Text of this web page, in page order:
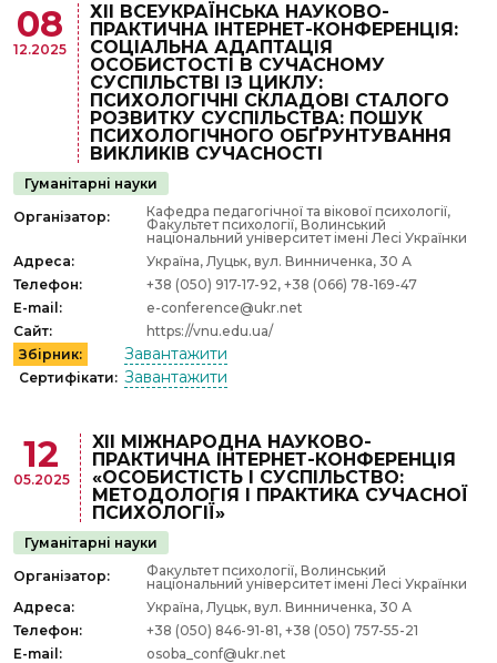
08
12.2025
ХІІ ВСЕУКРАЇНСЬКА НАУКОВО-
ПРАКТИЧНА ІНТЕРНЕТ-КОНФЕРЕНЦІЯ:
СОЦІАЛЬНА АДАПТАЦІЯ
ОСОБИСТОСТІ В СУЧАСНОМУ
СУСПІЛЬСТВІ ІЗ ЦИКЛУ:
ПСИХОЛОГІЧНІ СКЛАДОВІ СТАЛОГО
РОЗВИТКУ СУСПІЛЬСТВА: ПОШУК
ПСИХОЛОГІЧНОГО ОБҐРУНТУВАННЯ
ВИКЛИКІВ СУЧАСНОСТІ
Гуманітарні науки
Організатор:
Кафедра педагогічної та вікової психології,
Факультет психології, Волинський
національний університет імені Лесі Українки
Адреса:
Україна, Луцьк, вул. Винниченка, 30 А
Телефон:
+38 (050) 917-17-92, +38 (066) 78-169-47
E-mail:
e-conference@ukr.net
Сайт:
https://vnu.edu.ua/
Збірник:
Завантажити
Сертифікати: Завантажити
12
05.2025
XІІ МІЖНАРОДНА НАУКОВО-
ПРАКТИЧНА ІНТЕРНЕТ-КОНФЕРЕНЦІЯ
«ОСОБИСТІСТЬ І СУСПІЛЬСТВО:
МЕТОДОЛОГІЯ І ПРАКТИКА СУЧАСНОЇ
ПСИХОЛОГІЇ»
Гуманітарні науки
Організатор:
Факультет психології, Волинський
національний університет імені Лесі Українки
Адреса:
Україна, Луцьк, вул. Винниченка, 30 А
Телефон:
+38 (050) 846-91-81, +38 (050) 757-55-21
E-mail:
osoba_conf@ukr.net